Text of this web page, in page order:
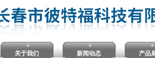
关于我们 新闻动态 产品